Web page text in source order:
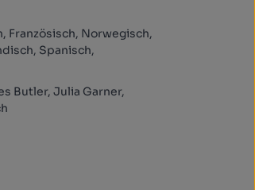
Französisch, Norwegisch,
Spanisch,
Butler, Julia Garner,